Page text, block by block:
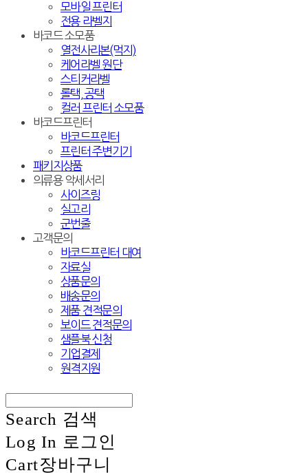
모바일 프린터
전용 라벨지
바코드 소모품
열전사리본(먹지)
케어라벨 원단
스티커라벨
롤택, 공택
컬러 프린터 소모품
바코드프린터
바코드프린터
프린터 주변기기
패키지상품
의류용 악세서리
사이즈링
실고리
군번줄
고객문의
바코드프린터 대여
자료실
상품문의
배송문의
제품 견적문의
보이드 견적문의
샘플북 신청
기업결제
원격지원
Search 검색
Log In 로그인
Cart장바구니